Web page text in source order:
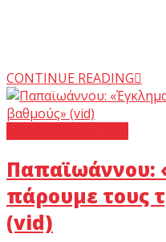
CONTINUE READING
Παπαϊωάννου:
πάρουμε τους
(vid)